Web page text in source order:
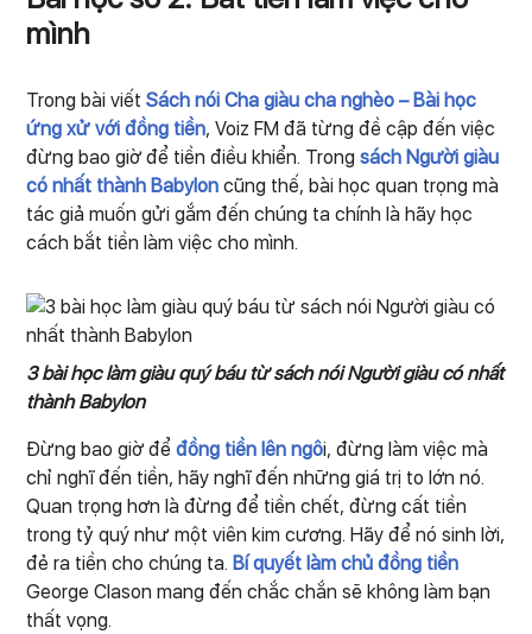
mình
Trong bài viếtSách nói Cha giàu cha nghèo – Bài học
ứng xử với đồng tiền, Voiz FM đã từng đề cập đến việc
đừng bao giờ để tiền điều khiển. Trongsách Người giàu
có nhất thành Babylon cũng thế, bài học quan trọng mà
tác giả muốn gửi gắm đến chúng ta chính là hãy học
cách bắt tiền làm việc cho mình.
3 bài học làm giàu quý báu từ sách nói Người giàu có nhất
thành Babylon
Đừng bao giờ đểđồng tiền lên ngôi, đừng làm việc mà
chỉ nghĩ đến tiền, hãy nghĩ đến những giá trị to lớn nó.
Quan trọng hơn là đừng để tiền chết, đừng cất tiền
trong tỷ quý như một viên kim cương. Hãy để nó sinh lời,
đẻ ra tiền cho chúng ta. Bí quyết làm chủ đồng tiền
George Clason mang đến chắc chắn sẽ không làm bạn
thất vọng.